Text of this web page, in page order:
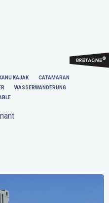
KANU KAJAK
CATAMARAN
WASSERWANDERUNG